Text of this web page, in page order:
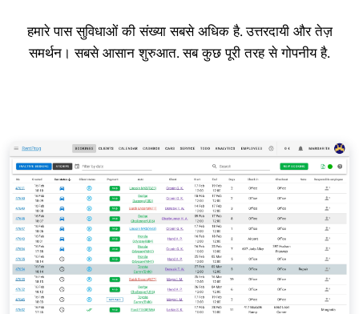
हमारे पास सुविधाओं की संख्या सबसे अधिक है. उत्तरदायी और तेज़
समर्थन। सबसे आसान शुरुआत. सब कुछ पूरी तरह से गोपनीय है.